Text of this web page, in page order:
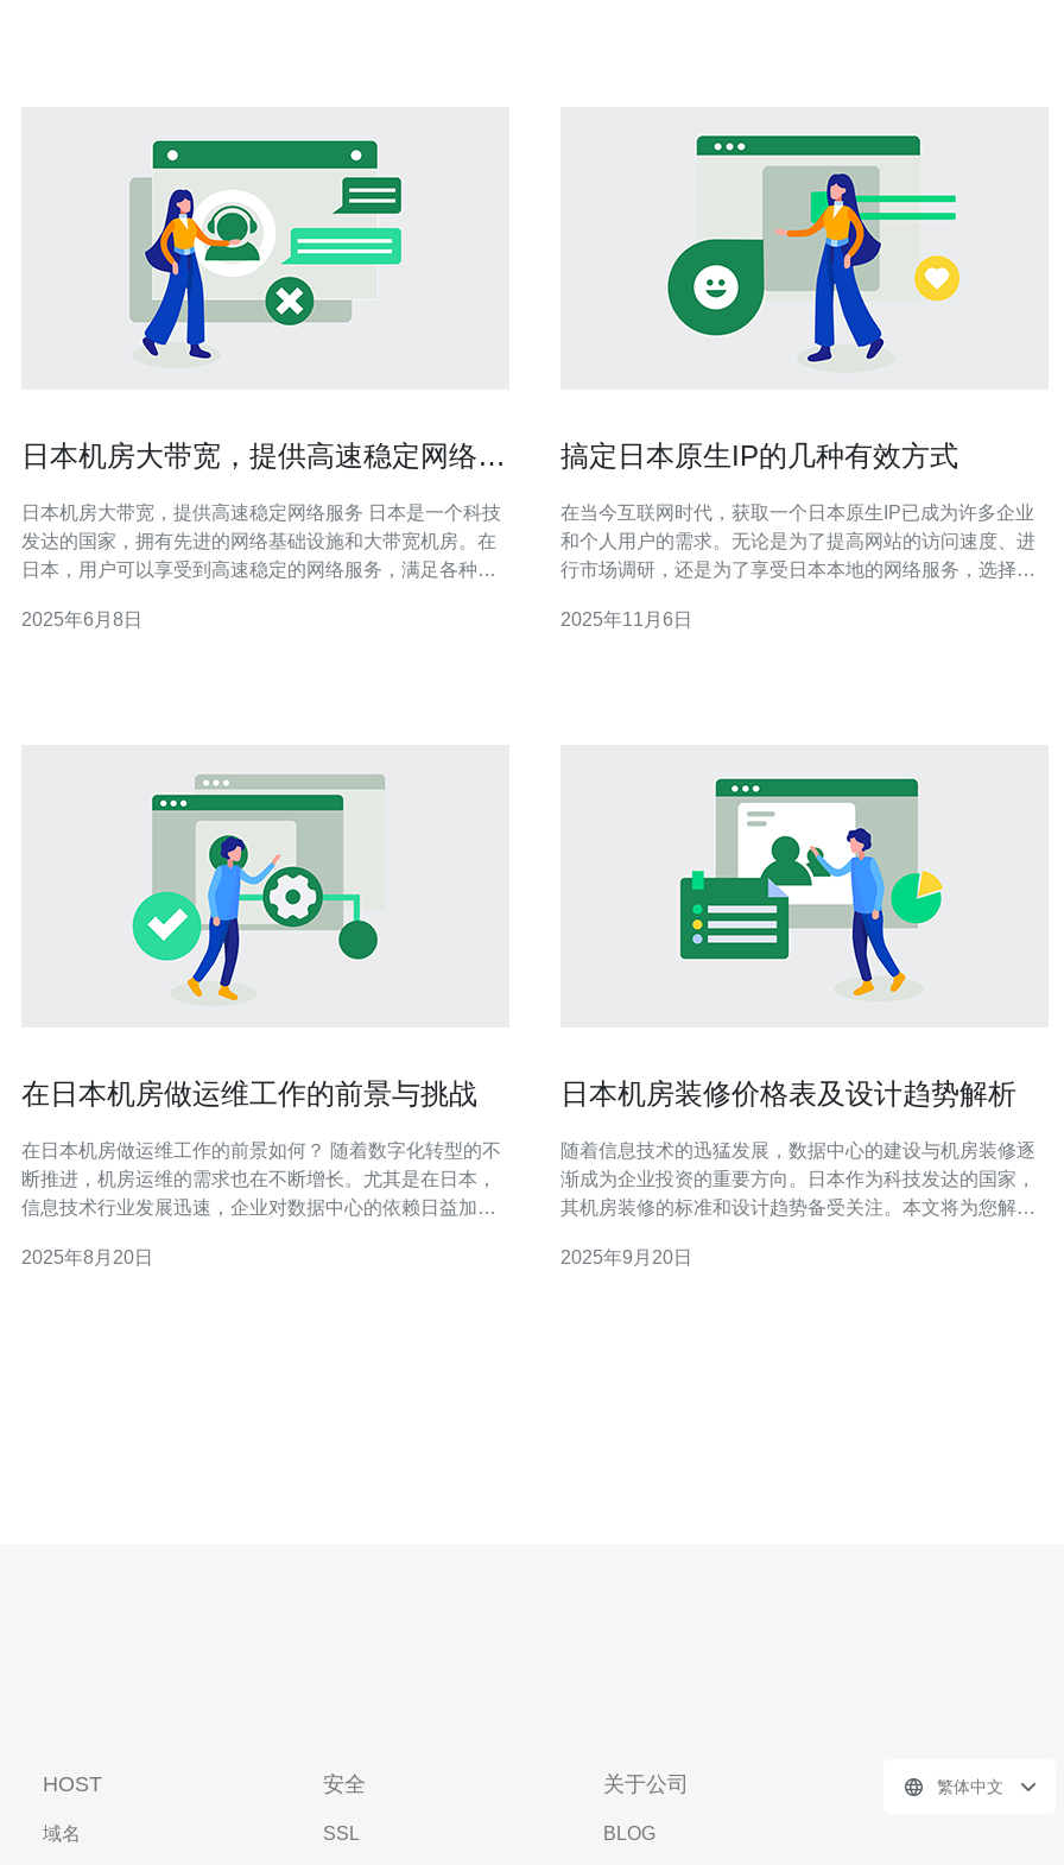
日本机房大带宽，提供高速稳定网络服
日本机房大带宽，提供高速稳定网络服务 日本是一个科技
发达的国家，拥有先进的网络基础设施和大带宽机房。在
日本，用户可以享受到高速稳定的网络服务，满足各种需
接。这意味着用户可以快速上传和下载大容量文件，流畅
2025年6月8日
搞定日本原生IP的几种有效方式
在当今互联网时代，获取一个日本原生IP已成为许多企业
和个人用户的需求。无论是为了提高网站的访问速度、进
行市场调研，还是为了享受日本本地的网络服务，选择合
的方式来获取日本原生IP，并评测它们的优缺点，包括最
2025年11月6日
在日本机房做运维工作的前景与挑战
在日本机房做运维工作的前景如何？ 随着数字化转型的不
断推进，机房运维的需求也在不断增长。尤其是在日本，
信息技术行业发展迅速，企业对数据中心的依赖日益加
调查，预计未来几年内，机房运维行业将保持稳定增长，
2025年8月20日
日本机房装修价格表及设计趋势解析
随着信息技术的迅猛发展，数据中心的建设与机房装修逐
渐成为企业投资的重要方向。日本作为科技发达的国家，
其机房装修的标准和设计趋势备受关注。本文将为您解析
日本机房装修的基本价格。根据市场调研，机房装修的费
2025年9月20日
HOST
域名
安全
SSL
关于公司
BLOG
繁体中文